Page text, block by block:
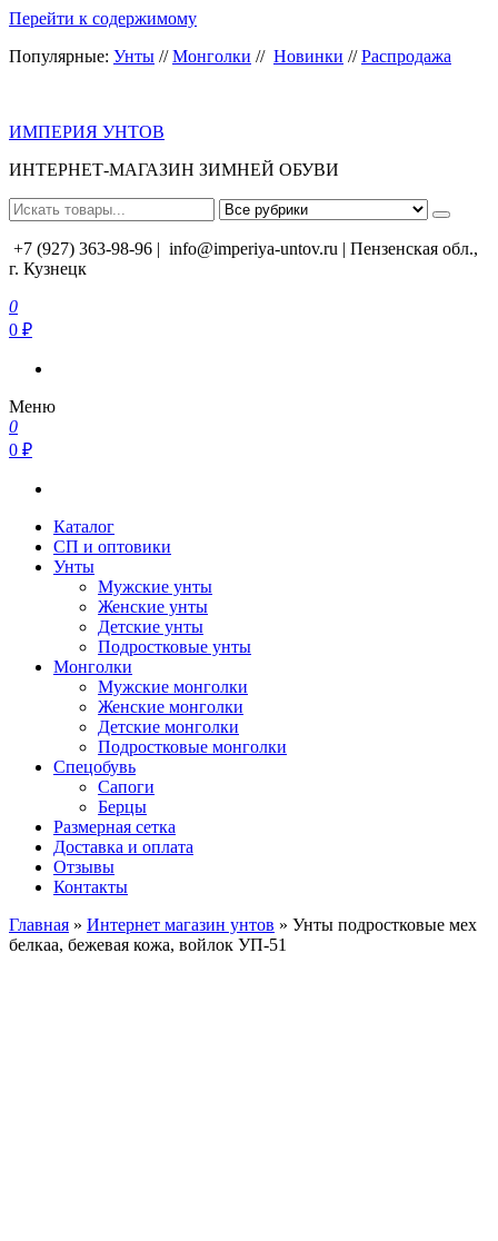
Перейти к содержимому
Популярные: Унты //Монголки // Новинки //Распродажа
ИМПЕРИЯ УНТОВ
ИНТЕРНЕТ-МАГАЗИН ЗИМНЕЙ ОБУВИ
+7 (927) 363-98-96 | info@imperiya-untov.ru | Пензенская обл.,
г. Кузнецк
0
0 ₽
Меню
0
0 ₽
Каталог
СП и оптовики
Унты
Мужские унты
Женские унты
Детские унты
Подростковые унты
Монголки
Мужские монголки
Женские монголки
Детские монголки
Подростковые монголки
Спецобувь
Сапоги
Берцы
Размерная сетка
Доставка и оплата
Отзывы
Контакты
Главная » Интернет магазин унтов » Унты подростковые мех
белкаа, бежевая кожа, войлок УП-51